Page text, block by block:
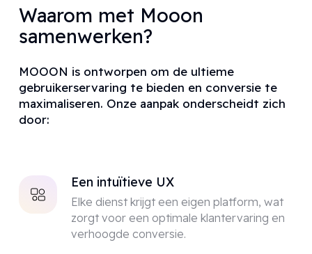
Waarom met Mooon
samenwerken?
MOOON is ontworpen om de ultieme
gebruikerservaring te bieden en conversie te
maximaliseren. Onze aanpak onderscheidt zich
door:
Een intuïtieve UX
Elke dienst krijgt een eigen platform, wat
zorgt voor een optimale klantervaring en
verhoogde conversie.